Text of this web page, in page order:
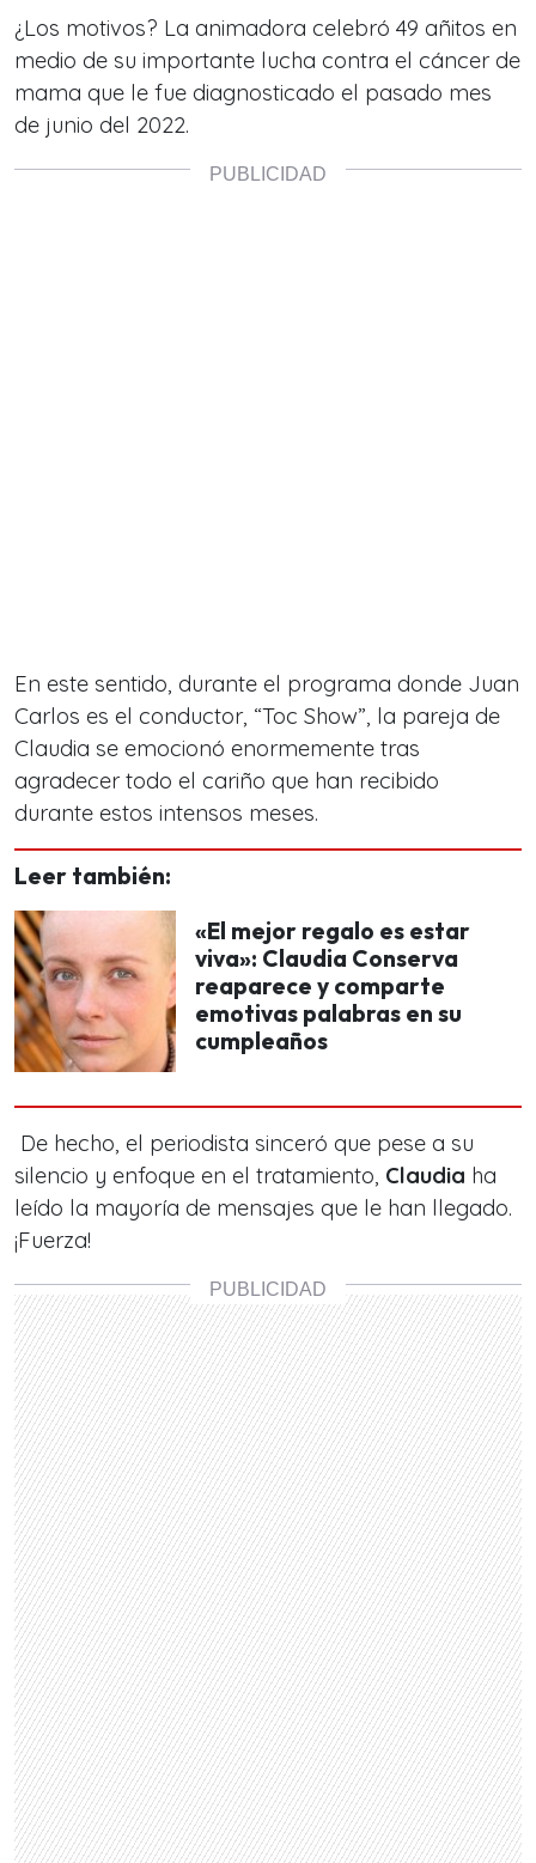
¿Los motivos? La animadora celebró 49 añitos en
medio de su importante lucha contra el cáncer de
mama que le fue diagnosticado el pasado mes
de junio del 2022.
En este sentido, durante el programa donde Juan
Carlos es el conductor, “Toc Show”, la pareja de
Claudia se emocionó enormemente tras
agradecer todo el cariño que han recibido
durante estos intensos meses.
Leer también:
«El mejor regalo es estar
viva»: Claudia Conserva
reaparece y comparte
emotivas palabras en su
cumpleaños
De hecho, el periodista sinceró que pese a su
silencio y enfoque en el tratamiento, Claudia ha
leído la mayoría de mensajes que le han llegado.
¡Fuerza!